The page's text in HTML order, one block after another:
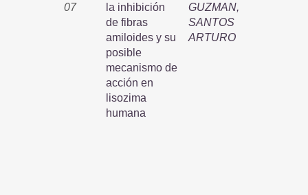
07
la inhibición
de fibras
amiloides y su
posible
mecanismo de
acción en
lisozima
humana
GUZMAN,
SANTOS
ARTURO